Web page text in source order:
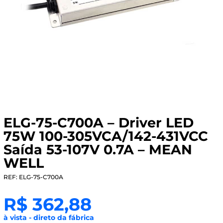
ELG-75-C700A – Driver LED
75W 100-305VCA/142-431VCC
Saída 53-107V 0.7A – MEAN
WELL
REF: ELG-75-C700A
R$362,88
à vista - direto da fábrica